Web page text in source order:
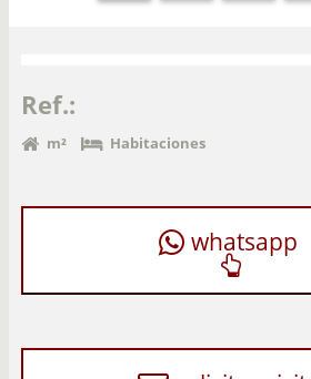
Ref.:
m² Habitaciones
whatsapp